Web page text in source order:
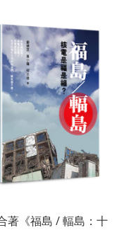
著《福島 / 輻島：十